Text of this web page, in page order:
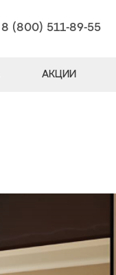
8 (800) 511-89-55
АКЦИИ